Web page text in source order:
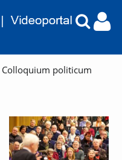
Colloquium politicum